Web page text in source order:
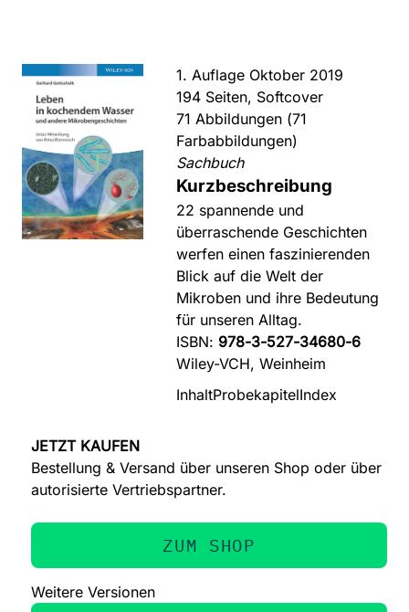
1. Auflage Oktober 2019
194 Seiten, Softcover
71 Abbildungen (71
Farbabbildungen)
Sachbuch
Kurzbeschreibung
22 spannende und
überraschende Geschichten
werfen einen faszinierenden
Blick auf die Welt der
Mikroben und ihre Bedeutung
für unseren Alltag.
ISBN: 978-3-527-34680-6
Wiley-VCH, Weinheim
InhaltProbekapitelIndex
JETZT KAUFEN
Bestellung & Versand über unseren Shop oder über
autorisierte Vertriebspartner.
ZUM SHOP
Weitere Versionen